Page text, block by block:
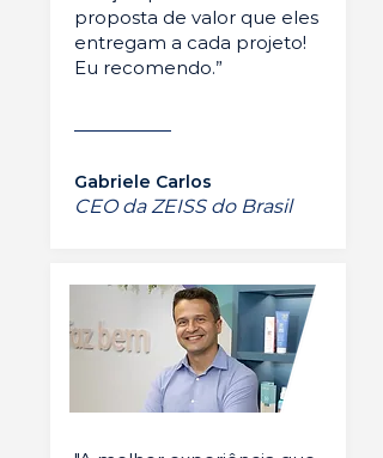
proposta de valor que eles
entregam a cada projeto!
Eu recomendo.”
Gabriele Carlos
CEO da ZEISS do Brasil